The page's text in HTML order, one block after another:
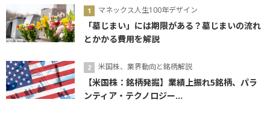
マネックス人生100年デザイン
「墓じまい」には期限がある？墓じまいの流れ
とかかる費用を解説
米国株、業界動向と銘柄解説
【米国株：銘柄発掘】業績上振れ5銘柄、パラ
ンティア・テクノロジー...